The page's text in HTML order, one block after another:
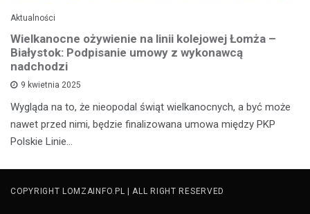
Aktualności
Wielkanocne ożywienie na linii kolejowej Łomża –
Białystok: Podpisanie umowy z wykonawcą
nadchodzi
9 kwietnia 2025
Wygląda na to, że nieopodal świąt wielkanocnych, a być może
nawet przed nimi, będzie finalizowana umowa między PKP
Polskie Linie…
COPYRIGHT LOMZAINFO.PL | ALL RIGHT RESERVED